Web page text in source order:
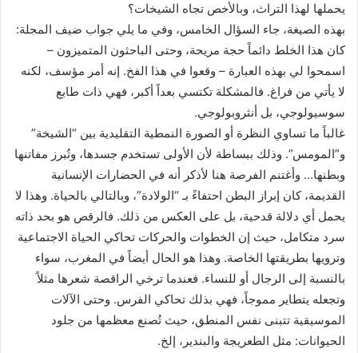
يحملها لهذا التراث، وبالأخص تجاه الشيخات؟
بهذه الصيغة، جاء السؤال الخامس، وفي ما يلي جواب ضيف المجلة:
كان هذا الخلط دائماً حجة مريحة، وحتى الباحثون المتميزون –
اسمحوا لي بهذه العبارة – وقعوا في هذا الفخ. إنه أمر مؤسف، لكنه
لا يأتي من فراغ. فالمشكلة تكتسي بعداً أكبر، فهي ذات طابع
سوسيولوجي، بل أنثروبولوجي.
غالباً ما تساوي النظرة أو الصورة النمطية التقليدية بين “الشيخة”
و”المومس”. وذلك ببساطة لأن الأولى تستخدم جسدها، وتُبرز مفاتنها
وبطنها… وأغتنم الفرصة هنا لأذكر أنه في الحضارات الإنسانية
القديمة، كان إبراز البطن احتفاءً بـ “الولادة”، وبالتالي بالحياة. وهذا لا
يحمل أي دلالة قدحية، بل على العكس من ذلك. فالرقص هو بحد ذاته
سرد متكامل، حيث إن الخطوات والحركات تحاكي الحياة الاجتماعية
وترويها بطريقتها الخاصة. وهذا هو الحال أيضاً في المغرب، سواء
بالنسبة إلى الرجال أو للنساء. فعندما ترخي الراقصة شعرها مثلاً
وتجعله يتطاير مموجاً، فهي بذلك تحاكي الفرس. وحتى الآلات
الموسيقية تتبنى نفس المنطق، حيث تُصنع معظمها من جلود
الحيوانات: مثل الطعريجة والبندير، إلخ.